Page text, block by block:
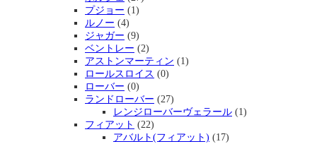
プジョー (1)
ルノー (4)
ジャガー (9)
ベントレー (2)
アストンマーティン (1)
ロールスロイス (0)
ローバー (0)
ランドローバー (27)
レンジローバーヴェラール (1)
フィアット (22)
アバルト(フィアット) (17)